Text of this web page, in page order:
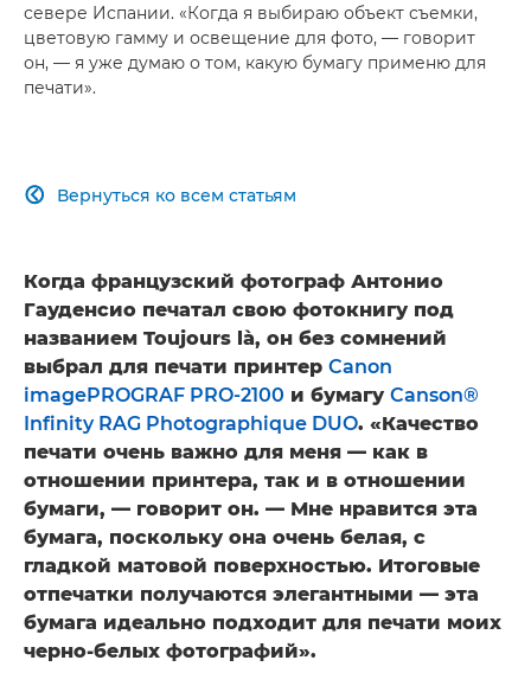
севере Испании. «Когда я выбираю объект съемки,
цветовую гамму и освещение для фото, — говорит
он, — я уже думаю о том, какую бумагу применю для
печати».
Вернуться ко всем статьям

Когда французский фотограф Антонио
Гауденсио печатал свою фотокнигу под
названием Toujours là, он без сомнений
выбрал для печати принтер Canon
imagePROGRAF PRO-2100 и бумагу Canson®
Infinity RAG Photographique DUO. «Качество
печати очень важно для меня — как в
отношении принтера, так и в отношении
бумаги, — говорит он. — Мне нравится эта
бумага, поскольку она очень белая, с
гладкой матовой поверхностью. Итоговые
отпечатки получаются элегантными — эта
бумага идеально подходит для печати моих
черно-белых фотографий».